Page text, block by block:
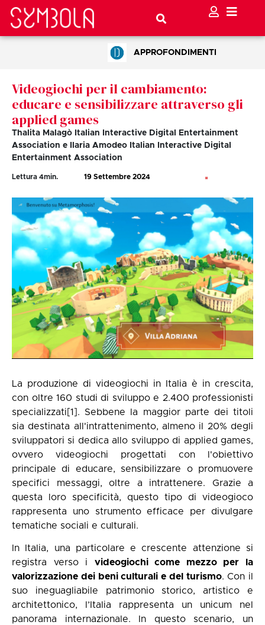
APPROFONDIMENTI
Videogiochi per il cambiamento:
educare e sensibilizzare attraverso gli
applied games
Thalita Malagò Italian Interactive Digital Entertainment
Association e Ilaria Amodeo Italian Interactive Digital
Entertainment Association
Lettura 4min. 19 Settembre 2024
La produzione di videogiochi in Italia è in crescita,
con oltre 160 studi di sviluppo e 2.400 professionisti
specializzati [1] . Sebbene la maggior parte dei titoli
sia destinata all'intrattenimento, almeno il 20% degli
sviluppatori si dedica allo sviluppo di applied games,
ovvero videogiochi progettati con l'obiettivo
principale di educare, sensibilizzare o promuovere
specifici messaggi, oltre a intrattenere. Grazie a
questa loro specificità, questo tipo di videogioco
rappresenta uno strumento efficace per divulgare
tematiche sociali e culturali.
In Italia, una particolare e crescente attenzione si
registra verso i videogiochi come mezzo per la
valorizzazione dei beni culturali e del turismo. Con il
suo ineguagliabile patrimonio storico, artistico e
architettonico, l’Italia rappresenta un unicum nel
panorama internazionale. In questo scenario, un